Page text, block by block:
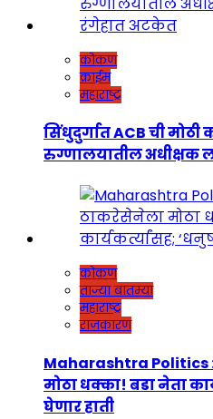
कोकण
क्राईम
महाराष्ट्र
सिंधुदुर्गात ACB ची मोठी
रुग्णालयातील अधीक्षक
कोकण
ताज्या बातम्या
महाराष्ट्र
राजकारण
Maharashtra
मोठा धक्का! बडा नेता
घेणार हाती